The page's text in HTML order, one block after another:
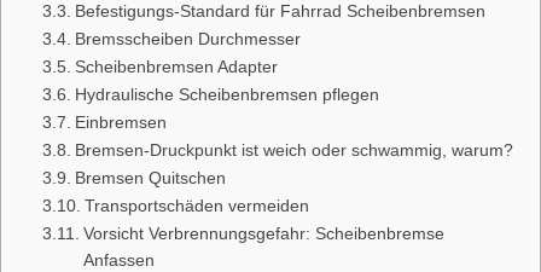
Befestigungs-Standard für Fahrrad Scheibenbremsen
Bremsscheiben Durchmesser
Scheibenbremsen Adapter
Hydraulische Scheibenbremsen pflegen
Einbremsen
Bremsen-Druckpunkt ist weich oder schwammig, warum?
Bremsen Quitschen
Transportschäden vermeiden
Vorsicht Verbrennungsgefahr: Scheibenbremse
Anfassen